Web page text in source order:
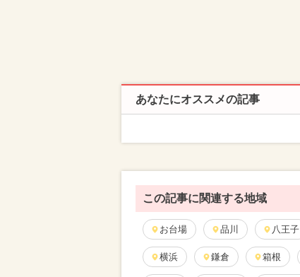
あなたにオススメの記事
この記事に関連する地域
お台場 品川 八王子
横浜 鎌倉 箱根